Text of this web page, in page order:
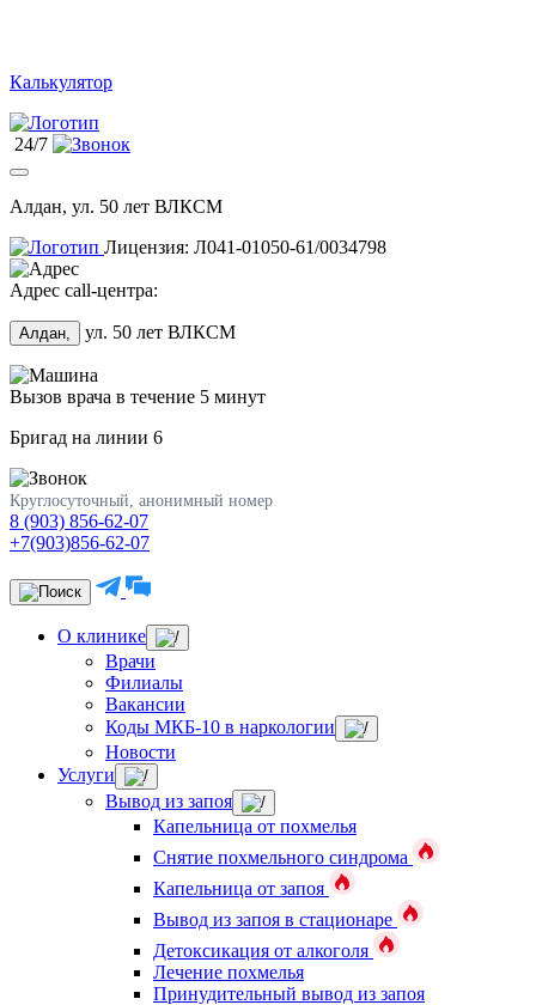
Калькулятор
24/7
Алдан, ул. 50 лет ВЛКСМ
Лицензия: Л041-01050-61/0034798
Адрес call-центра:
Алдан, ул. 50 лет ВЛКСМ
Вызов врача в течение 5 минут
Бригад на линии 6
Круглосуточный, анонимный номер
8 (903) 856-62-07
+7(903)856-62-07
О клинике
Врачи
Филиалы
Вакансии
Коды МКБ-10 в наркологии
Новости
Услуги
Вывод из запоя
Капельница от похмелья
Снятие похмельного синдрома
Капельница от запоя
Вывод из запоя в стационаре
Детоксикация от алкоголя
Лечение похмелья
Принудительный вывод из запоя